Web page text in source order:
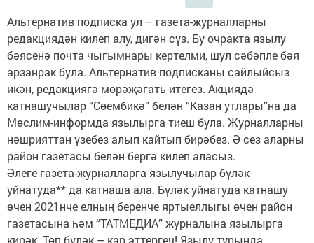
Альтернатив подписка ул – газета-журналларны
редакциядән килеп алу, дигән сүз. Бу очракта язылу
бәясенә почта чыгымнары кертелми, шул сәбәпле бәя
арзанрак була. Альтернатив подписканы сайлыйсыз
икән, редакциягә мөрәҗәгать итегез. Акциядә
катнашучылар “Сөембикә” белән “Казан утлары”на да
Мөслим-информда язылырга тиеш була. Журналларны
нәшрияттан үзебез алып кайтып бирәбез. Ә сез аларны
район газетасы белән бергә килеп аласыз.
Әлеге газета-журналларга язылучылар бүләк
уйнатуда** да катнаша ала. Бүләк уйнатуда катнашу
өчен 2021нче елның беренче яртыеллыгы өчен район
газетасына һәм “ТАТМЕДИА” журналына язылырга
кирәк. Төп бүләк – кар эттергеч! Язылу турында